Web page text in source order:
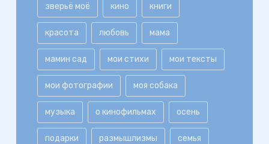
зверьё моё кино книги
красота любовь мама
мамин сад мои стихи мои тексты
мои фотографии моя собака
музыка о кинофильмах осень
подарки размышлизмы семья